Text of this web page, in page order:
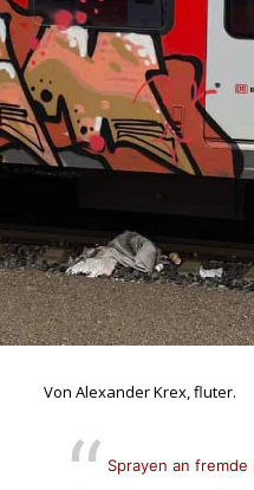
Von Alexander Krex, fluter.
Sprayen an fremde